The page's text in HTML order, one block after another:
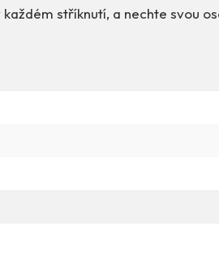
stříknutí, a nechte svou